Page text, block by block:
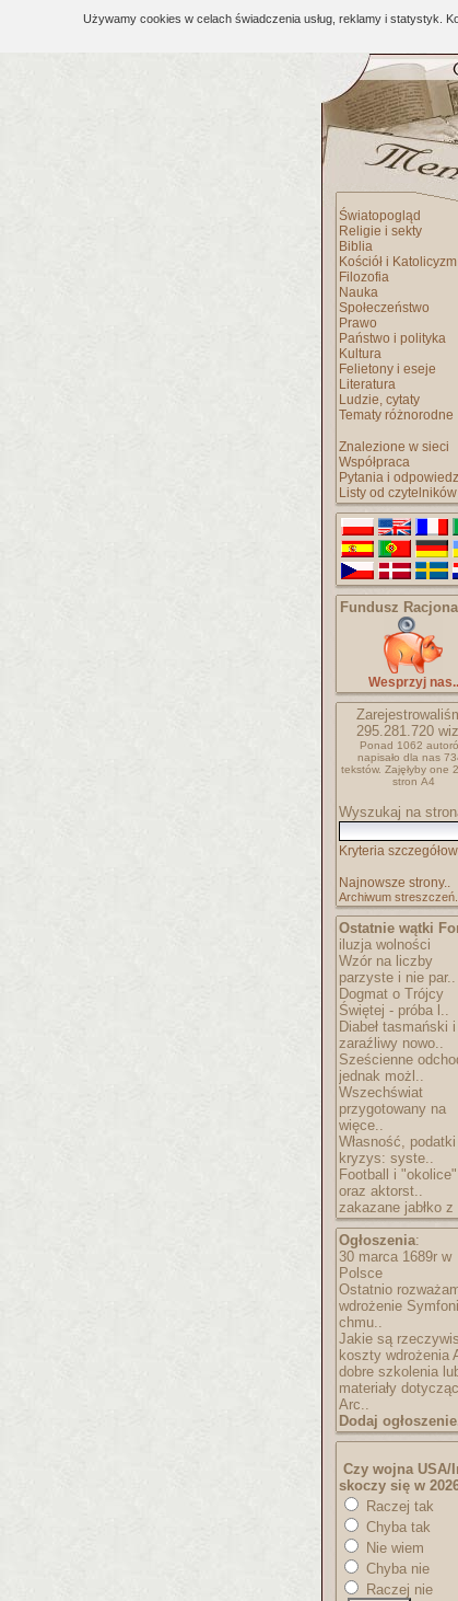
Używamy cookies w celach świadczenia usług, reklamy i statystyk.
Światopogląd
Religie i sekty
Biblia
Kościół i Katolicyzm
Filozofia
Nauka
Społeczeństwo
Prawo
Państwo i polityka
Kultura
Felietony i eseje
Literatura
Ludzie, cytaty
Tematy różnorodne
Znalezione w sieci
Współpraca
Pytania i
Listy od czytelników
Fundusz
Wesprzyj nas..
295.281.720
Ponad 1062
napisało dla nas
tekstów. Zajęłyby one
stron A4
Wyszukaj na
Kryteria
Najnowsze strony..
Archiwum streszczeń..
Ostatnie wątki
iluzja wolności
Wzór na liczby
parzyste i nie par..
Dogmat o Trójcy
Świętej - próba l..
Diabeł tasmański i
zaraźliwy nowo..
Sześcienne
jednak możl..
Wszechświat
przygotowany na
więce..
Własność, podatki
kryzys: syste..
Football i "okolice"
oraz aktorst..
zakazane jabłko z
Ogłoszenia:
30 marca 1689r w
Polsce
Ostatnio
wdrożenie
chmu..
Jakie są
koszty wdrożenia
dobre szkolenia
materiały
Arc..
Dodaj
Czy wojna USA/
skoczy się w
Raczej tak
Chyba tak
Nie wiem
Chyba nie
Raczej nie